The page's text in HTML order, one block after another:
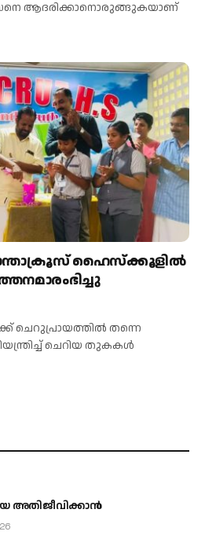
ആദരിക്കാനൊരുങ്ങുകയാണ്
ഹൈസ്ക്കൂളിൽ
ചെറുപ്രായത്തിൽ തന്നെ
ചെറിയ തുകകൾ
അതിജീവിക്കാന്‍